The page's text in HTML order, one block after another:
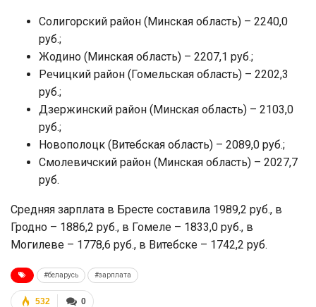
Солигорский район (Минская область) – 2240,0
руб.;
Жодино (Минская область) – 2207,1 руб.;
Речицкий район (Гомельская область) – 2202,3
руб.;
Дзержинский район (Минская область) – 2103,0
руб.;
Новополоцк (Витебская область) – 2089,0 руб.;
Смолевичский район (Минская область) – 2027,7
руб.
Средняя зарплата в Бресте составила 1989,2 руб., в
Гродно – 1886,2 руб., в Гомеле – 1833,0 руб., в
Могилеве – 1778,6 руб., в Витебске – 1742,2 руб.
#беларусь #зарплата
0
532